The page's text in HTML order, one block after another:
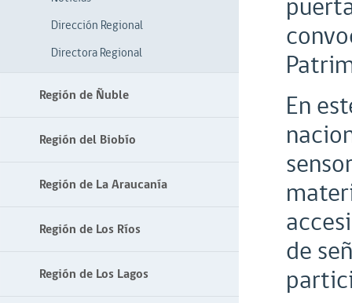
Dirección Regional
Directora Regional
Región de Ñuble
Región del Biobío
Región de La Araucanía
Región de Los Ríos
Región de Los Lagos
En
de